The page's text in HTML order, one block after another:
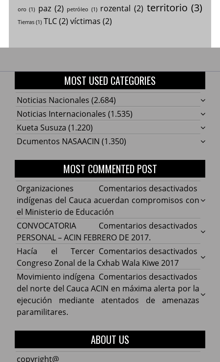
oro (1) paz (2) petróleo (1) rozental (2) territorio (3)
Tierras(1) TLC(2) víctimas (2)
MOST USED CATEGORIES
Noticias Nacionales (2.684)
Noticias Internacionales (1.535)
Kueta Susuza (1.220)
Dcumentos NASAACIN (1.350)
MOST COMMENTED POST
Comentarios desactivados
Cauca
con
de
Organizaciones
indígenas del Cauca acuerdan compromisos con
el Ministerio de Educación
Comentarios desactivados
ACIN
DE
CONVOCATORIA
PERSONAL – ACIN FEBRERO DE 2017.
Comentarios desactivados
Hacía
la
Hacía el Tercer
Congreso Zonal de la Cxhab Wala Kiwe 2017
Comentarios desactivados
Cauca
Movimiento indígena
del norte del Cauca ACIN en máxima alerta por la
ejecución mediante atentados de amenazas
paramilitares.
ABOUT US
copyright@